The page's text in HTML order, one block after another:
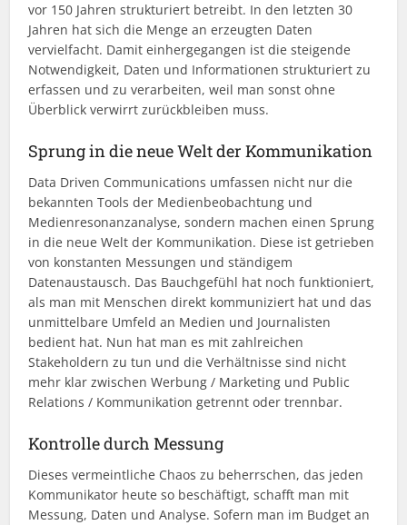
vor 150 Jahren strukturiert betreibt. In den letzten 30
Jahren hat sich die Menge an erzeugten Daten
vervielfacht. Damit einhergegangen ist die steigende
Notwendigkeit, Daten und Informationen strukturiert zu
erfassen und zu verarbeiten, weil man sonst ohne
Überblick verwirrt zurückbleiben muss.
Sprung in die neue Welt der Kommunikation
Data Driven Communications umfassen nicht nur die
bekannten Tools der Medienbeobachtung und
Medienresonanzanalyse, sondern machen einen Sprung
in die neue Welt der Kommunikation. Diese ist getrieben
von konstanten Messungen und ständigem
Datenaustausch. Das Bauchgefühl hat noch funktioniert,
als man mit Menschen direkt kommuniziert hat und das
unmittelbare Umfeld an Medien und Journalisten
bedient hat. Nun hat man es mit zahlreichen
Stakeholdern zu tun und die Verhältnisse sind nicht
mehr klar zwischen Werbung / Marketing und Public
Relations / Kommunikation getrennt oder trennbar.
Kontrolle durch Messung
Dieses vermeintliche Chaos zu beherrschen, das jeden
Kommunikator heute so beschäftigt, schafft man mit
Messung, Daten und Analyse. Sofern man im Budget an